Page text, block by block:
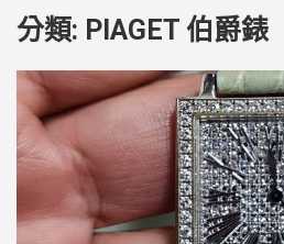
分類: PIAGET 伯爵錶